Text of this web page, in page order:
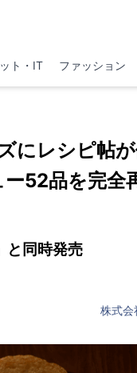
ト・IT ファッション
にレシピ帖
52品を完全
と同時発売
株式会